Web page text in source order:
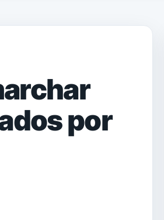
por